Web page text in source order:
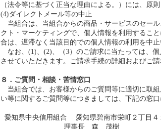
（法令等に基づく正当な理由による。）には、原
(4)ダイレクトメール等の中止
当組合は、当組合からの商品・サービスのセー
クト・マーケティングで、個人情報を利用するこ
合は、遅滞なく当該目的での個人情報の利用を中止
なお、(1)、(2)、（3）のご請求に当たっては、
させていただきます。ご請求手続の詳細およびご
８．ご質問・相談・苦情窓口
当組合では、お客様からのご質問等に適切に取
い等に関するご質問等につきましては、下記の窓口
愛知県中央信用組合 愛知県碧南市栄町２丁目４
理事長 森 茂樹